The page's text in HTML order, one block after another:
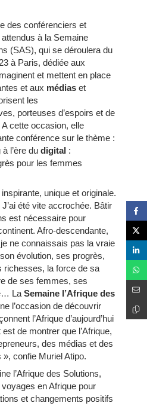
des conférenciers et
à la Semaine
(SAS), qui se déroulera du
à Paris, dédiée aux
et mettent en place
et aux médias et
les
porteuses d’espoirs et de
cette occasion, elle
conférence sur le thème :
l’ère du digital :
pour les femmes
unique et originale.
J’ai été vite accrochée. Bâtir
est nécessaire pour
Afro-descendante,
ne connaissais pas la vraie
évolution, ses progrès,
richesses, la force de sa
de ses femmes, ses
La Semaine l’Afrique des
l’occasion de découvrir
l’Afrique d’aujourd’hui
de montrer que l’Afrique,
des médias et des
confie Muriel Atipo.
l’Afrique des Solutions,
voyages en Afrique pour
et changements positifs